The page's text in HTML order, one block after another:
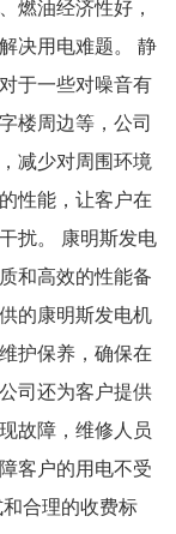
燃油经济性好，
决用电难题。 静
于一些对噪音有
楼周边等，公司
减少对周围环境
性能，让客户在
扰。 康明斯发电
和高效的性能备
的康明斯发电机
护保养，确保在
司还为客户提供
故障，维修人员
客户的用电不受
合理的收费标